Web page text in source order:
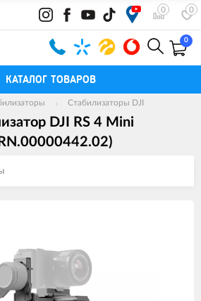
0 0
0
КАТАЛОГ ТОВАРОВ
Стабилизаторы DJI
DJI RS 4 Mini